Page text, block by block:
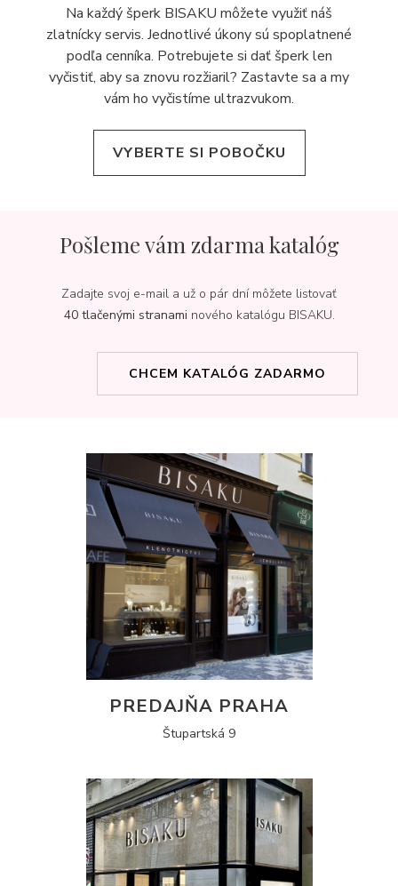
Na každý šperk BISAKU môžete využiť náš
zlatnícky servis. Jednotlivé úkony sú spoplatnené
podľa cenníka. Potrebujete si dať šperk len
vyčistiť, aby sa znovu rozžiaril? Zastavte sa a my
vám ho vyčistíme ultrazvukom.
VYBERTE SI POBOČKU
Pošleme vám zdarma katalóg
Zadajte svoj e-mail a už o pár dní môžete listovať
40 tlačenými stranami nového katalógu BISAKU.
CHCEM KATALÓG ZADARMO
PREDAJŇA PRAHA
Štupartská 9